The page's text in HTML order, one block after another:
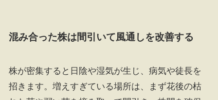
混み合った株は間引いて風通しを改善する
株が密集すると日陰や湿気が生じ、病気や徒長を
招きます。増えすぎている場所は、まず花後の枯